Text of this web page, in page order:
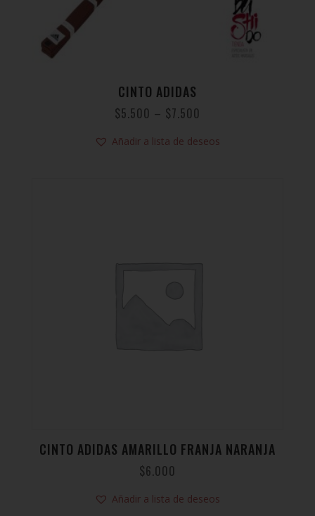
CINTO ADIDAS
$5.500 – $7.500
Añadir a lista de deseos
CINTO ADIDAS AMARILLO FRANJA NARANJA
$6.000
Añadir a lista de deseos